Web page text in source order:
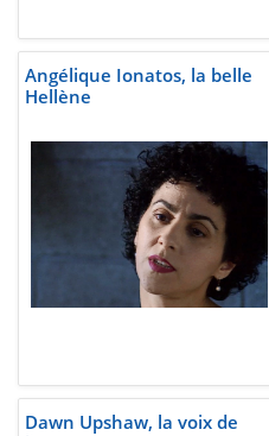
Angélique Ionatos, la belle
Hellène
Dawn Upshaw, la voix de